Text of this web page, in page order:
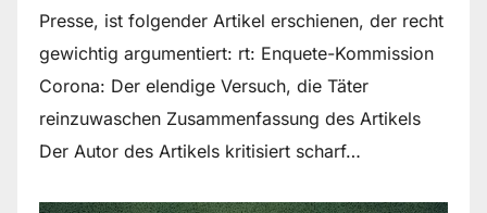
Presse, ist folgender Artikel erschienen, der recht
gewichtig argumentiert: rt: Enquete-Kommission
Corona: Der elendige Versuch, die Täter
reinzuwaschen Zusammenfassung des Artikels
Der Autor des Artikels kritisiert scharf…